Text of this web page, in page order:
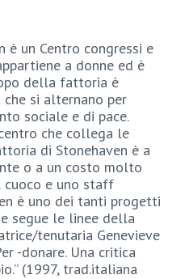
è un Centro congressi e
a donne ed è
della fattoria è
si alternano per
sociale e di pace.
che collega le
di Stonehaven è a
o a un costo molto
cuoco e uno staff
è uno dei tanti progetti
segue le linee della
tenutaria Genevieve
-donare. Una critica
(1997, trad.italiana